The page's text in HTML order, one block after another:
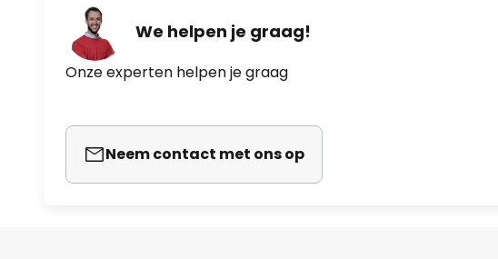
We helpen je graag!
Onze experten helpen je graag
Neem contact met ons op